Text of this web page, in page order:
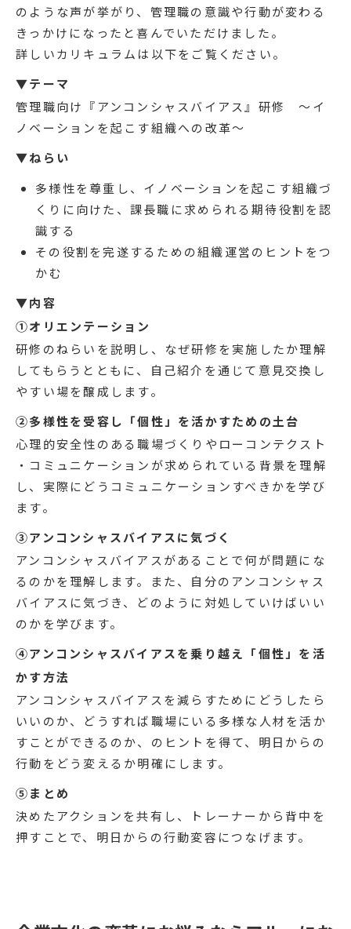
のような声が挙がり、管理職の意識や行動が変わる
きっかけになったと喜んでいただけました。
詳しいカリキュラムは以下をご覧ください。
▼テーマ
管理職向け『アンコンシャスバイアス』研修 ～イ
ノベーションを起こす組織への改革～
▼ねらい
多様性を尊重し、イノベーションを起こす組織づ
くりに向けた、課長職に求められる期待役割を認
識する
その役割を完遂するための組織運営のヒントをつ
かむ
▼内容
①オリエンテーション
研修のねらいを説明し、なぜ研修を実施したか理解
してもらうとともに、自己紹介を通じて意見交換し
やすい場を醸成します。
②多様性を受容し「個性」を活かすための土台
心理的安全性のある職場づくりやローコンテクスト
・コミュニケーションが求められている背景を理解
し、実際にどうコミュニケーションすべきかを学び
ます。
③アンコンシャスバイアスに気づく
アンコンシャスバイアスがあることで何が問題にな
るのかを理解します。また、自分のアンコンシャス
バイアスに気づき、どのように対処していけばいい
のかを学びます。
④アンコンシャスバイアスを乗り越え「個性」を活
かす方法
アンコンシャスバイアスを減らすためにどうしたら
いいのか、どうすれば職場にいる多様な人材を活か
すことができるのか、のヒントを得て、明日からの
行動をどう変えるか明確にします。
⑤まとめ
決めたアクションを共有し、トレーナーから背中を
押すことで、明日からの行動変容につなげます。